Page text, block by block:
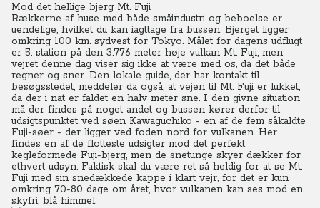
Mod det hellige bjerg Mt. Fuji
Rækkerne af huse med både småindustri og beboelse er
uendelige, hvilket du kan iagttage fra bussen. Bjerget ligger
omkring 100 km. sydvest for Tokyo. Målet for dagens udflugt
er 5. station på den 3.776 meter høje vulkan Mt. Fuji, men
vejret denne dag viser sig ikke at være med os, da det både
regner og sner. Den lokale guide, der har kontakt til
besøgsstedet, meddeler da også, at vejen til Mt. Fuji er lukket,
da der i nat er faldet en halv meter sne. I den givne situation
må der findes på noget andet og bussen kører derfor til
udsigtspunktet ved søen Kawaguchiko - en af de fem såkaldte
Fuji-søer - der ligger ved foden nord for vulkanen. Her
findes en af de flotteste udsigter mod det perfekt
kegleformede Fuji-bjerg, men de snetunge skyer dækker for
ethvert udsyn. Faktisk skal du være ret så heldig for at se Mt.
Fuji med sin snedækkede kappe i klart vejr, for det er kun
omkring 70-80 dage om året, hvor vulkanen kan ses mod en
skyfri, blå himmel.